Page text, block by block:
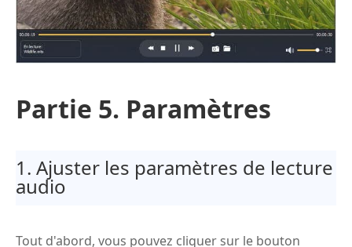
Partie 5. Paramètres
1. Ajuster les paramètres de lecture
audio
Tout d'abord, vous pouvez cliquer sur le bouton